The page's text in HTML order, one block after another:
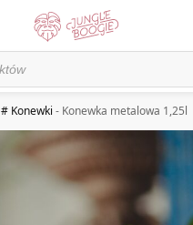
# Konewki - Konewka metalowa 1,25l